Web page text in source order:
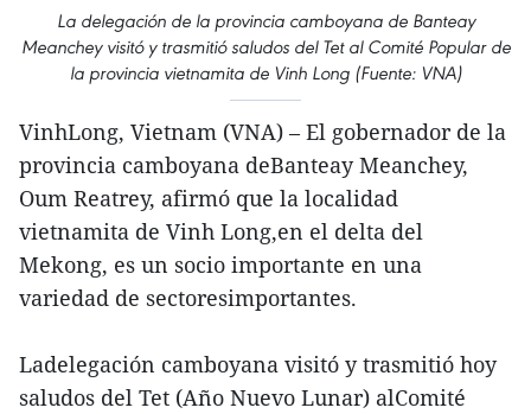
La delegación de la provincia camboyana de Banteay
Meanchey visitó y trasmitió saludos del Tet al Comité Popular de
la provincia vietnamita de Vinh Long (Fuente: VNA)
VinhLong, Vietnam (VNA) – El gobernador de la
provincia camboyana deBanteay Meanchey,
Oum Reatrey, afirmó que la localidad
vietnamita de Vinh Long,en el delta del
Mekong, es un socio importante en una
variedad de sectoresimportantes.
Ladelegación camboyana visitó y trasmitió hoy
saludos del Tet (Año Nuevo Lunar) alComité